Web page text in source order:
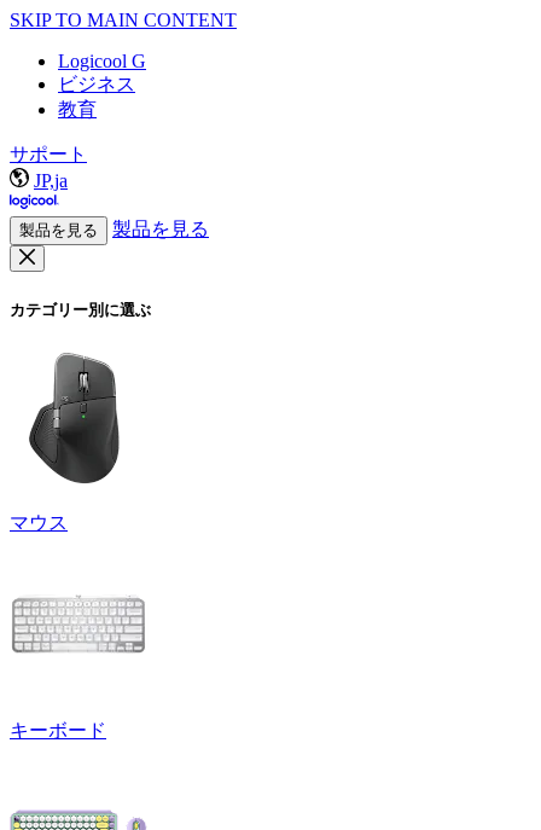
SKIP TO MAIN CONTENT
Logicool G
ビジネス
教育
サポート
JP,ja
製品を見る 製品を見る
カテゴリー別に選ぶ
マウス
キーボード